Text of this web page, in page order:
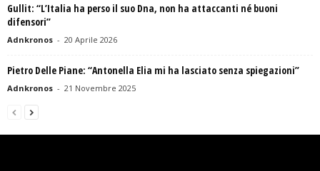
Gullit: “L’Italia ha perso il suo Dna, non ha attaccanti né buoni
difensori”
Adnkronos - 20 Aprile 2026
Pietro Delle Piane: “Antonella Elia mi ha lasciato senza spiegazioni”
Adnkronos - 21 Novembre 2025